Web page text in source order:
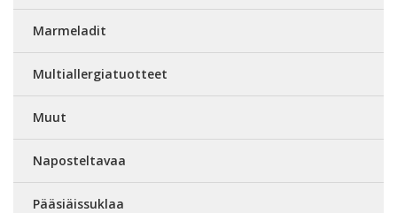
Marmeladit
Multiallergiatuotteet
Muut
Naposteltavaa
Pääsiäissuklaa